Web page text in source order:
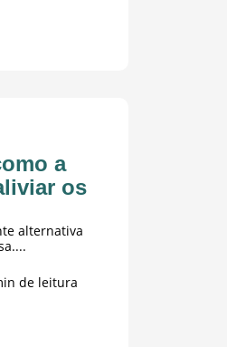
a
os
alternativa
de leitura